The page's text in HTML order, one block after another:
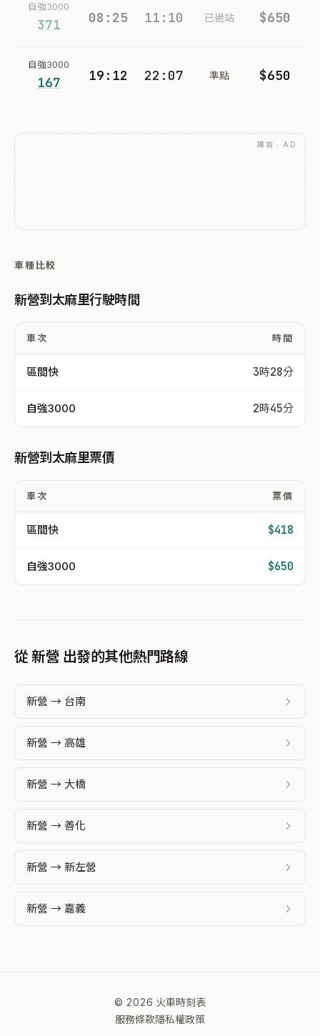
自強3000
371 08:25 11:10 已過站 $650
自強3000
167 19:12 22:07 準點 $650
廣告 · AD
車種比較
新營到太麻里行駛時間
車次 時間
區間快 3時28分
自強3000 2時45分
新營到太麻里票價
車次 票價
區間快 $418
自強3000 $650
從 新營 出發的其他熱門路線
新營 → 台南
新營 → 高雄
新營 → 大橋
新營 → 善化
新營 → 新左營
新營 → 嘉義
© 2026 火車時刻表
服務條款隱私權政策